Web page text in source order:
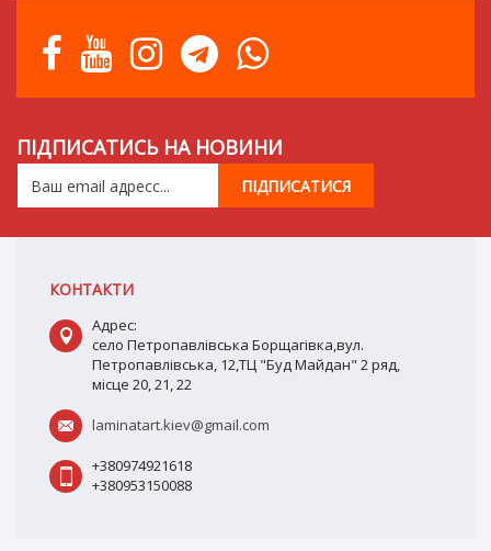
ПІДПИСАТИСЬ НА НОВИНИ
КОНТАКТИ
Адрес:
село Петропавлівська Борщагівка,вул.
Петропавлівська, 12,ТЦ "Буд Майдан" 2 ряд,
місце 20, 21, 22
laminatart.kiev@gmail.com
+380974921618
+380953150088